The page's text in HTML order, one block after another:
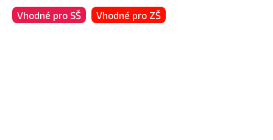
Vhodné pro SŠ Vhodné pro ZŠ